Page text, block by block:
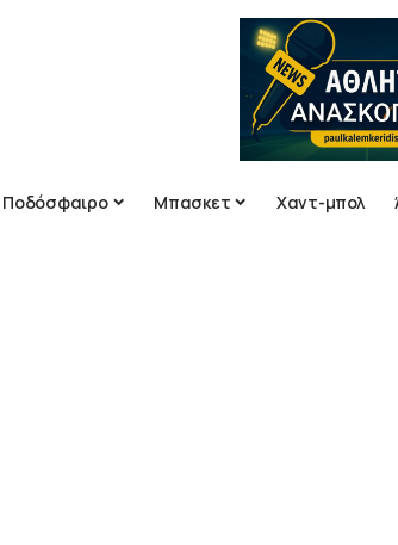
Ποδόσφαιρο Μπασκετ Χαντ-μπολ